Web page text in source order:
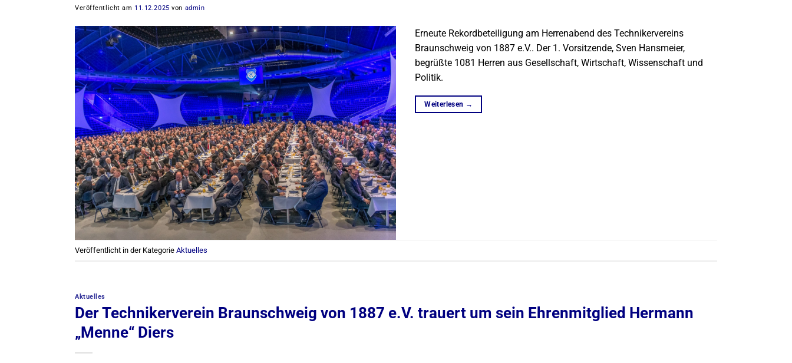
Veröffentlicht am 11.12.2025 von admin
Erneute Rekordbeteiligung am Herrenabend des Technikervereins
Braunschweig von 1887 e.V.. Der 1. Vorsitzende, Sven Hansmeier,
begrüßte 1081 Herren aus Gesellschaft, Wirtschaft, Wissenschaft und
Politik.
Weiterlesen →
Veröffentlicht in der Kategorie Aktuelles
Aktuelles
Der Technikerverein Braunschweig von 1887 e.V. trauert um sein Ehrenmitglied Hermann
„Menne“ Diers